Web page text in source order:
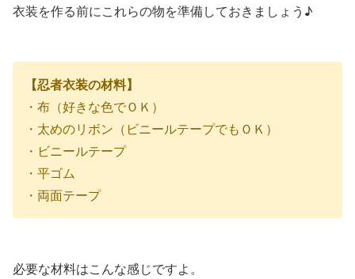
衣装を作る前にこれらの物を準備しておきましょう♪
【忍者衣装の材料】
・布（好きな色でＯＫ）
・太めのリボン（ビニールテープでもＯＫ）
・ビニールテープ
・平ゴム
・両面テープ
必要な材料はこんな感じですよ。